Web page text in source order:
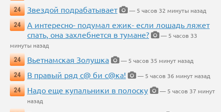
24
Звездой подрабатывает
— 5 часов 32 минуты назад
24
А интересно- подумал ежик- если лошадь ляжет
спать, она захлебнется в тумане?
— 5 часов 33
минуты назад
24
Вьетнамская Золушка
— 5 часов 35 минут назад
24
В правый ряд с@ би с@ка!
— 5 часов 36 минут назад
24
Надо еще купальники в полоску
— 5 часов 37 минут
назад